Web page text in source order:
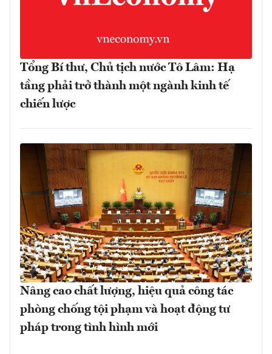
Tổng Bí thư, Chủ tịch nước Tô Lâm: Hạ
tầng phải trở thành một ngành kinh tế
chiến lược
Nâng cao chất lượng, hiệu quả công tác
phòng chống tội phạm và hoạt động tư
pháp trong tình hình mới